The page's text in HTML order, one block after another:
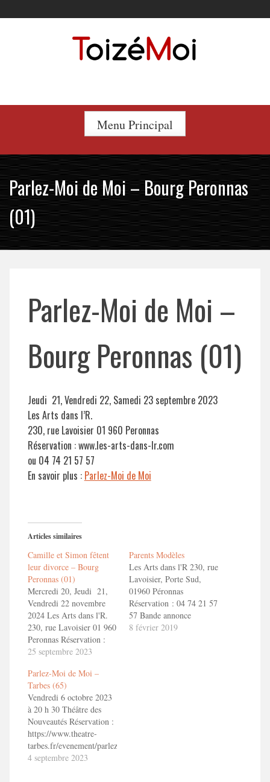
to
Menu Principal
Parlez-Moi de Moi – Bourg Peronnas
(01)
Parlez-Moi de Moi –
Bourg Peronnas (01)
Jeudi 21, Vendredi 22, Samedi 23 septembre 2023
Les Arts dans l’R.
230, rue Lavoisier 01 960 Peronnas
Réservation : www.les-arts-dans-lr.com
ou 04 74 21 57 57
En savoir plus : Parlez-Moi de Moi
Articles similaires
Camille et Simon fêtent
leur divorce – Bourg
Peronnas (01)
Mercredi 20, Jeudi 21,
Vendredi 22 novembre
2024 Les Arts dans l'R.
230, rue Lavoisier 01 960
Peronnas Réservation :
www.les-arts-dans-lr.com
savoir + Camille et
Simon fêtent leur divorce
!
25 septembre 2023
Parents Modèles
Les Arts dans l'R 230, rue
Lavoisier, Porte Sud,
01960 Péronnas
Réservation : 04 74 21 57
57 Bande annonce
ToizéMoi dans
8 février 2019
Parlez-Moi de Moi –
Tarbes (65)
Vendredi 6 octobre 2023
à 20 h 30 Théâtre des
Nouveautés Réservation :
https://www.theatre-
tarbes.fr/evenement/parlez-
moi-de-moi/ En savoir
4 septembre 2023